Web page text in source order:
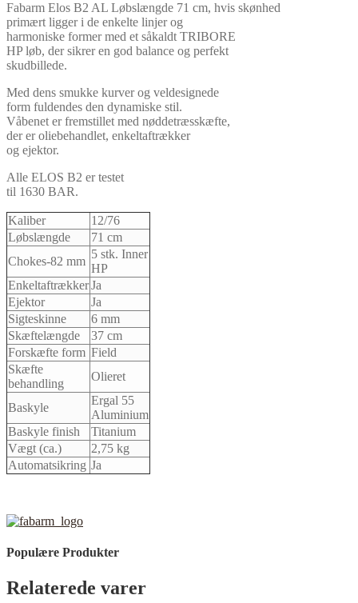
Fabarm Elos B2 AL Løbslængde 71 cm, hvis skønhed
primært ligger i de enkelte linjer og
harmoniske former med et såkaldt TRIBORE
HP løb, der sikrer en god balance og perfekt
skudbillede.
Med dens smukke kurver og veldesignede
form fuldendes den dynamiske stil.
Våbenet er fremstillet med nøddetræsskæfte,
der er oliebehandlet, enkeltaftrækker
og ejektor.
Alle ELOS B2 er testet
til 1630 BAR.
Kaliber
12/76
Løbslængde
71 cm
Chokes-82 mm
5 stk. Inner
HP
EnkeltaftrækkerJa
Ejektor
Ja
Sigteskinne
6 mm
Skæftelængde
37 cm
Forskæfte form Field
Skæfte
behandling
Olieret
Baskyle
Ergal 55
Aluminium
Baskyle finish
Titanium
Vægt (ca.)
2,75 kg
Automatsikring Ja
Populære Produkter
Relaterede varer